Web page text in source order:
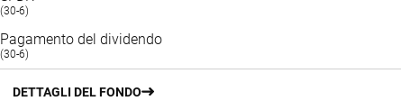
(30-6)
Pagamento del dividendo
(30-6)
DETTAGLI DEL FONDO